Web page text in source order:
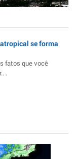
se forma
fatos que você
.